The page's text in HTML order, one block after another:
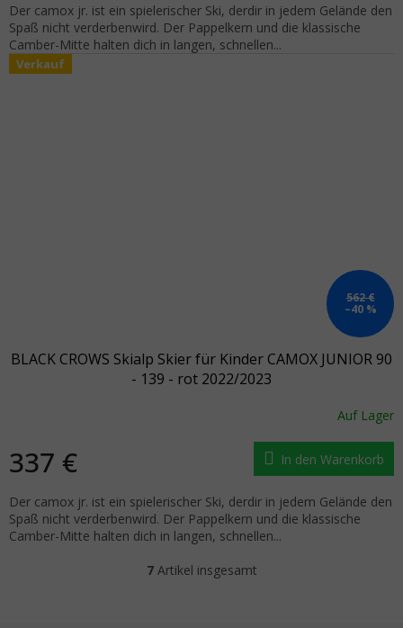
Der camox jr. ist ein spielerischer Ski, derdir in jedem Gelände den
Spaß nicht verderbenwird. Der Pappelkern und die klassische
Camber-Mitte halten dich in langen, schnellen...
Verkauf
562 €
–40 %
BLACK CROWS Skialp Skier für Kinder CAMOX JUNIOR 90
- 139 - rot 2022/2023
Auf Lager
337 € In den Warenkorb
Der camox jr. ist ein spielerischer Ski, derdir in jedem Gelände den
Spaß nicht verderbenwird. Der Pappelkern und die klassische
Camber-Mitte halten dich in langen, schnellen...
Steuerelemente der Liste
7Artikel insgesamt